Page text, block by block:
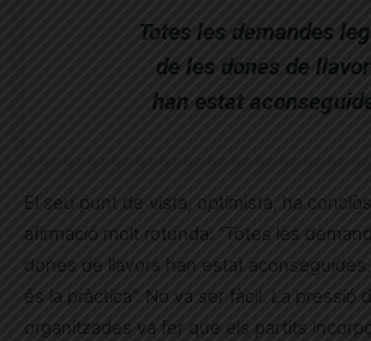
Totes les demandes
de les dones de
han estat
El seu punt de vista, optimista, ha
afirmació molt rotunda: “Totes les
dones de llavors han estat
és la pràctica”. No va ser fàcil. La pressió
organitzades va fer que els partits